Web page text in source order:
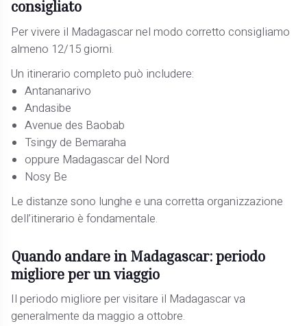
consigliato
Per vivere il Madagascar nel modo corretto consigliamo
almeno 12/15 giorni.
Un itinerario completo può includere:
Antananarivo
Andasibe
Avenue des Baobab
Tsingy de Bemaraha
oppure Madagascar del Nord
Nosy Be
Le distanze sono lunghe e una corretta organizzazione
dell’itinerario è fondamentale.
Quando andare in Madagascar: periodo
migliore per un viaggio
Il periodo migliore per visitare il Madagascar va
generalmente da maggio a ottobre.